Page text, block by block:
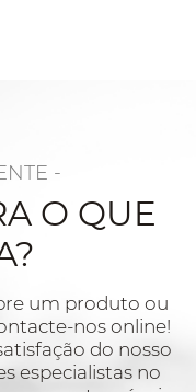
-
O QUE
um produto ou
nos online!
do nosso
especialistas no